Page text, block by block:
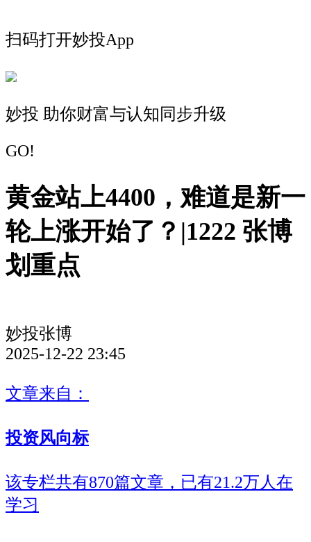
扫码打开妙投App
妙投 助你财富与认知同步升级
GO!
黄金站上4400，难道是新一
轮上涨开始了？|1222 张博
划重点
妙投张博
2025-12-22 23:45
文章来自：
投资风向标
该专栏共有870篇文章，已有21.2万人在
学习